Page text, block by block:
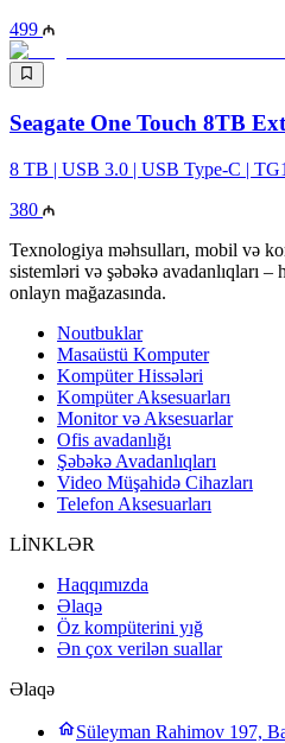
499
Seagate One Touch 8TB
8 TB | USB 3.0 | USB Type-C |
380
Texnologiya məhsulları, mobil və
sistemləri və şəbəkə avadanlıqları –
onlayn mağazasında.
Noutbuklar
Masaüstü Komputer
Kompüter Hissələri
Kompüter Aksesuarları
Monitor və Aksesuarlar
Ofis avadanlığı
Şəbəkə Avadanlıqları
Video Müşahidə Cihazları
Telefon Aksesuarları
LİNKLƏR
Haqqımızda
Əlaqə
Öz kompüterini yığ
Ən çox verilən suallar
Əlaqə
Süleyman Rahimov 197,